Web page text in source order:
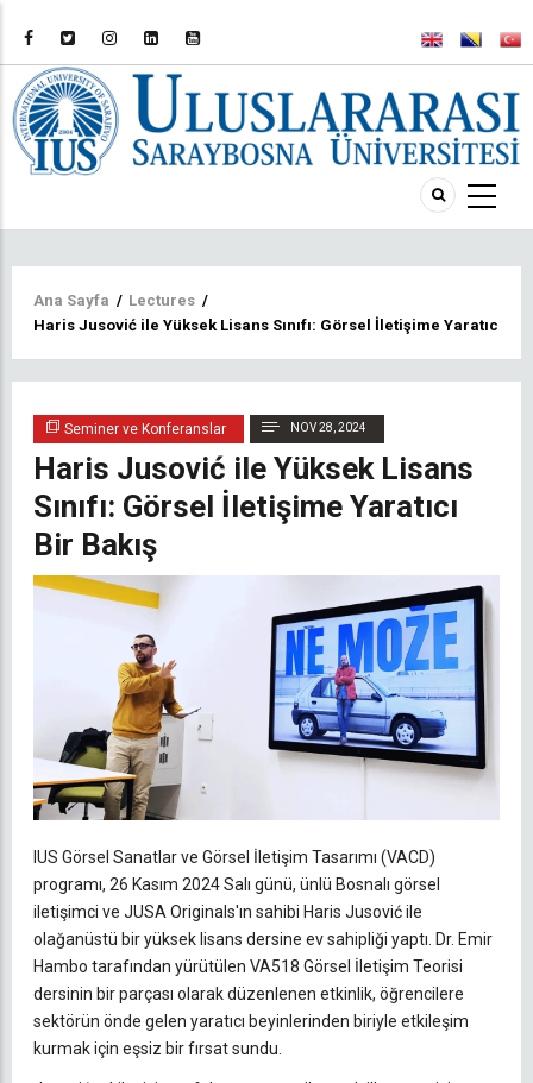
Sayfa
Ana Sayfa / Lectures /
Haris Jusović ile Yüksek Lisans Sınıfı: Görsel İletişime Yaratıcı Bir
Seminer ve Konferanslar NOV 28, 2024
Haris Jusović ile Yüksek Lisans
Sınıfı: Görsel İletişime Yaratıcı
Bir Bakış
IUS Görsel Sanatlar ve Görsel İletişim Tasarımı (VACD)
programı, 26 Kasım 2024 Salı günü, ünlü Bosnalı görsel
iletişimci ve JUSA Originals'ın sahibi Haris Jusović ile
olağanüstü bir yüksek lisans dersine ev sahipliği yaptı. Dr. Emir
Hambo tarafından yürütülen VA518 Görsel İletişim Teorisi
dersinin bir parçası olarak düzenlenen etkinlik, öğrencilere
sektörün önde gelen yaratıcı beyinlerinden biriyle etkileşim
kurmak için eşsiz bir fırsat sundu.